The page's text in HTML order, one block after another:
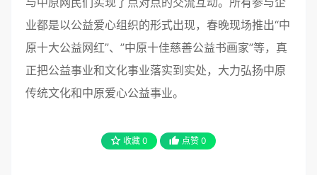
业都是以公益爱心组织的形式出现，春晚现场推出“中
原十大公益网红”、”中原十佳慈善公益书画家”等，真
正把公益事业和文化事业落实到实处，大力弘扬中原
传统文化和中原爱心公益事业。
收藏 0 点赞 0